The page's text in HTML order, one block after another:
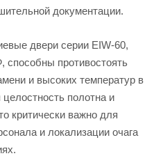
документации.
двери серии EIW-60,
противостоять
и высоких температур в
полотна и
критически важно для
и локализации очага